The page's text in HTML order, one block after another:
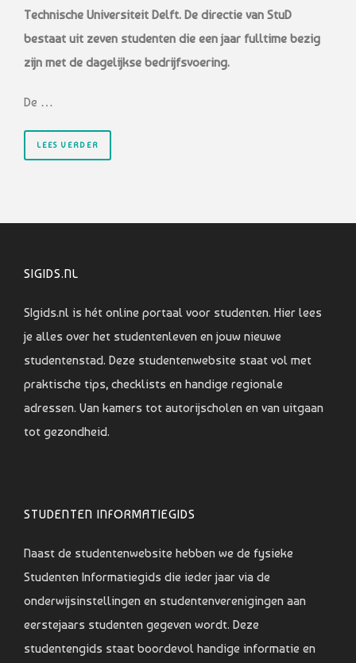
Technische Universiteit Delft. De directie van StuD
bestaat uit zeven studenten die een jaar fulltime bezig
zijn met de dagelijkse bedrijfsvoering.
De …
LEES VERDER
SIGIDS.NL
SIgids.nl is hét online portaal voor studenten. Hier lees
je alles over het studentenleven en jouw nieuwe
studentenstad. Deze studentenwebsite staat vol met
praktische tips, checklists en handige regionale
adressen. Van kamers tot autorijscholen en van uitgaan
tot gezondheid.
STUDENTEN INFORMATIEGIDS
Naast de studentenwebsite hebben we de fysieke
Studenten Informatiegids die ieder jaar via de
onderwijsinstellingen en studentenverenigingen aan
eerstejaars studenten gegeven wordt. Deze
studentengids staat boordevol handige informatie en